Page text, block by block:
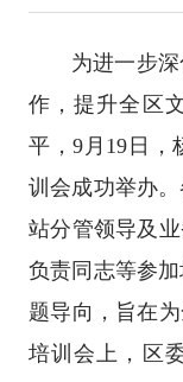
为进一步
作，提升全区
平，9月19日，
训会成功举办
站分管领导及
负责同志等参
题导向，旨在
培训会上，区